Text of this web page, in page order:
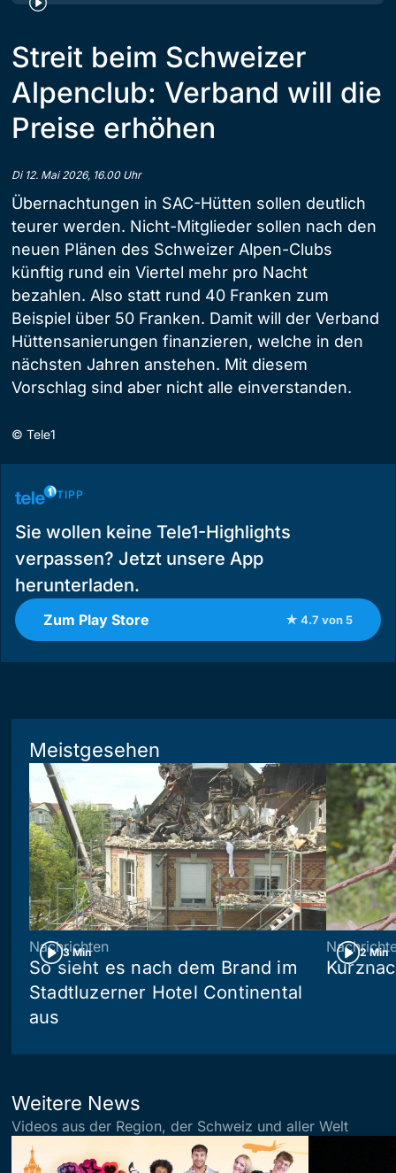
Streit beim Schweizer
Alpenclub: Verband will die
Preise erhöhen
Di 12. Mai 2026, 16.00 Uhr
Übernachtungen in SAC-Hütten sollen deutlich
teurer werden. Nicht-Mitglieder sollen nach den
neuen Plänen des Schweizer Alpen-Clubs
künftig rund ein Viertel mehr pro Nacht
bezahlen. Also statt rund 40 Franken zum
Beispiel über 50 Franken. Damit will der Verband
Hüttensanierungen finanzieren, welche in den
nächsten Jahren anstehen. Mit diesem
Vorschlag sind aber nicht alle einverstanden.
© Tele1
TIPP
Sie wollen keine Tele1-Highlights
verpassen? Jetzt unsere App
herunterladen.
Zum Play Store ★ 4.7 von 5
Meistgesehen
3 Min
Nachrichten
So sieht es nach dem Brand im
Stadtluzerner Hotel Continental
aus
2 Min
Weitere News
Videos aus der Region, der Schweiz und aller Welt